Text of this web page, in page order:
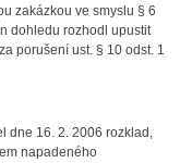
zakázkou ve smyslu § 6
dohledu rozhodl upustit
porušení ust. § 10 odst. 1
dne 16. 2. 2006 rozklad,
napadeného